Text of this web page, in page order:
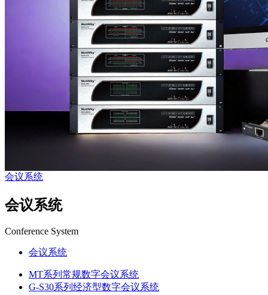
会议系统
会议系统
Conference System
会议系统
MT系列常规数字会议系统
G-S30系列经济型数字会议系统